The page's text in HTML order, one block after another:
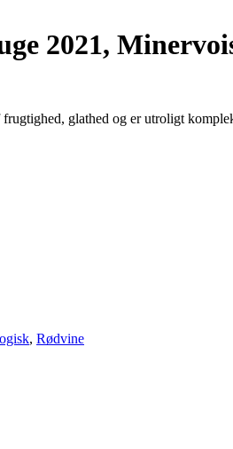
2021,
glathed og er utroligt
, Rødvine